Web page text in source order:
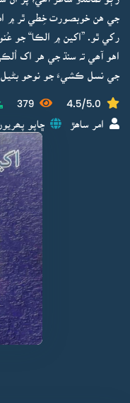
جي هن خوبصورت خِطي ٿر ۾
رکي ٿو. ”اکين ۾ الڪا“ جو
اهو آھي تہ سنڌ جي هر اک
جي نسل ڪشيءَ جو نوحو بڻيل
4.5/5.0
379
امر ساھڙ ڇاپو پھريون